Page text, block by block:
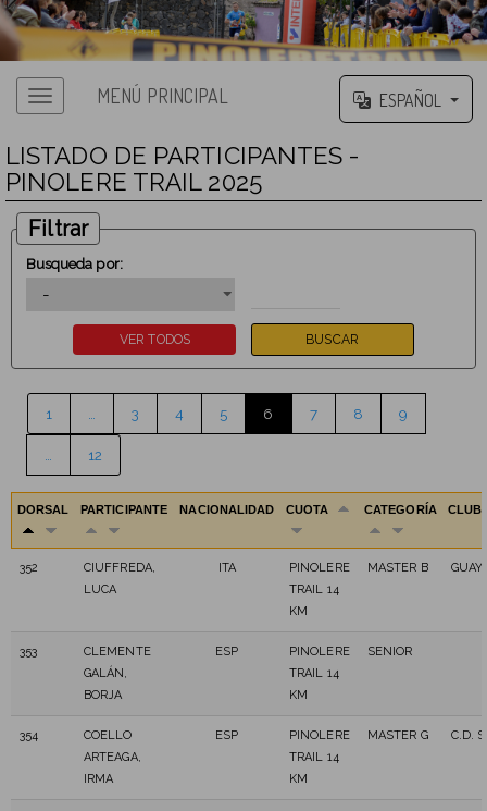
MENÚ PRINCIPAL ESPAÑOL
LISTADO DE PARTICIPANTES -
PINOLERE TRAIL 2025
Filtrar
Busqueda por:
1 3 4 5 6 7 8 9
12
DORSAL PARTICIPANTE NACIONALIDAD CUOTA CATEGORÍA CLUB
352
CIUFFREDA,
LUCA
ITA
PINOLERE
TRAIL 14
KM
MASTER B
353
CLEMENTE
GALÁN,
BORJA
ESP
PINOLERE
TRAIL 14
KM
SENIOR
354
COELLO
ARTEAGA,
IRMA
ESP
PINOLERE
TRAIL 14
KM
MASTER G C.D.